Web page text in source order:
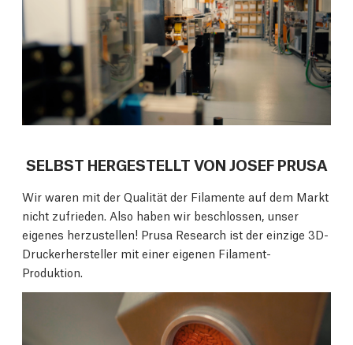
SELBST HERGESTELLT VON JOSEF PRUSA
Wir waren mit der Qualität der Filamente auf dem Markt
nicht zufrieden. Also haben wir beschlossen, unser
eigenes herzustellen! Prusa Research ist der einzige 3D-
Druckerhersteller mit einer eigenen Filament-
Produktion.